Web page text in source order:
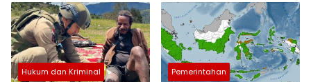
Hukum dan Kriminal Pemerintahan